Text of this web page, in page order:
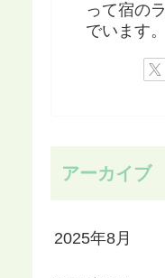
って宿の
でいます。
アーカイブ
2025年8月